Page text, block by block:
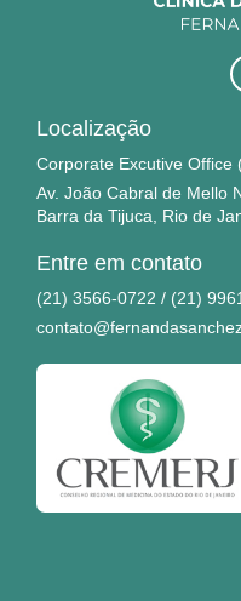
Localização
Corporate Excutive Office
Av. João Cabral de Mello
Barra da Tijuca, Rio de
Entre em contato
(21) 3566-0722 / (21)